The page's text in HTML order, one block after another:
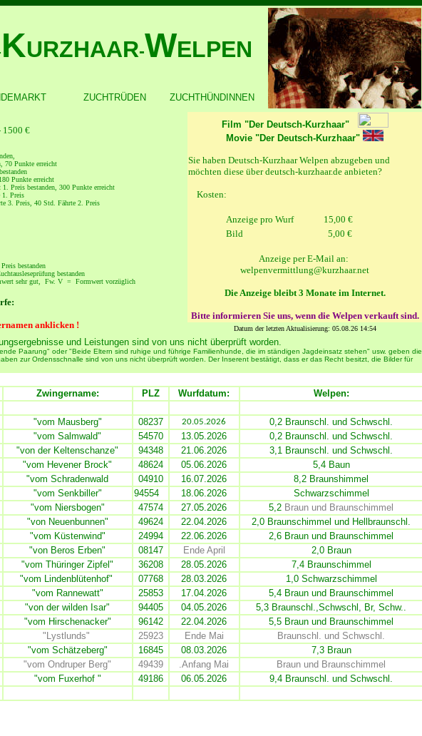
KURZHAAR-WELPEN
ZUCHTRÜDEN ZUCHTHÜNDINNEN
1500 €
70 Punkte erreicht
Punkte erreicht
Preis bestanden, 300 Punkte erreicht
1. Preis
3. Preis, 40 Std. Fährte 2. Preis
bestanden
bestanden
sehr gut, Fw. V = Formwert vorzüglich
anklicken !
Film "Der Deutsch-Kurzhaar"
Movie "Der Deutsch-Kurzhaar"
Sie haben Deutsch-Kurzhaar Welpen abzugeben und
möchten diese über deutsch-kurzhaar.de anbieten?
Kosten:
Anzeige pro Wurf
15,00 €
Bild
5,00 €
Anzeige per E-Mail an:
welpenvermittlung@kurzhaar.net
Die Anzeige bleibt 3 Monate im Internet.
Bitte informieren Sie uns, wenn die Welpen verkauft sind.
Datum der letzten Aktualisierung: 05.08.26 14:54
und Leistungen sind von uns nicht überprüft worden.
Paarung" oder "Beide Eltern sind ruhige und führige Familienhunde, die im ständigen Jagdeinsatz stehen" usw. geben die
zur Ordensschnalle sind von uns nicht überprüft worden. Der Inserent bestätigt, dass er das Recht besitzt, die Bilder für
Zwingername: PLZ Wurfdatum: Welpen:
"vom Mausberg" 08237 20.05.2026
0,2 Braunschl. und Schwschl.
"vom Salmwald" 54570 13.05.2026 0,2 Braunschl. und Schwschl.
"von der Keltenschanze" 94348 21.06.2026
3,1 Braunschl. und Schwschl.
"vom Hevener Brock" 48624 05.06.2026
5,4 Baun
"vom Schradenwald 04910 16.07.2026
8,2 Braunshimmel
"vom Senkbiller" 94554 18.06.2026
Schwarzschimmel
"vom Niersbogen" 47574 27.05.2026 5,2 Braun und Braunschimmel
"von Neuenbunnen" 49624 22.04.2026
2,0 Braunschimmel und Hellbraunschl.
"vom Küstenwind" 24994 22.06.2026
2,6 Braun und Braunschimmel
"von Beros Erben" 08147 Ende April
2,0 Braun
"vom Thüringer Zipfel" 36208 28.05.2026
7,4 Braunschimmel
"vom Lindenblütenhof" 07768 28.03.2026
1,0 Schwarzschimmel
"vom Rannewatt" 25853 17.04.2026 5,4 Braun und Braunschimmel
"von der wilden Isar" 94405 04.05.2026
5,3 Braunschl.,Schwschl, Br, Schw..
"vom Hirschenacker" 96142 22.04.2026
5,5 Braun und Braunschimmel
"Lystlunds" 25923 Ende Mai
Braunschl. und Schwschl.
"vom Schätzeberg" 16845 08.03.2026
7,3 Braun
"vom Ondruper Berg" 49439 .Anfang Mai
Braun und Braunschimmel
"vom Fuxerhof " 49186 06.05.2026 9,4 Braunschl. und Schwschl.